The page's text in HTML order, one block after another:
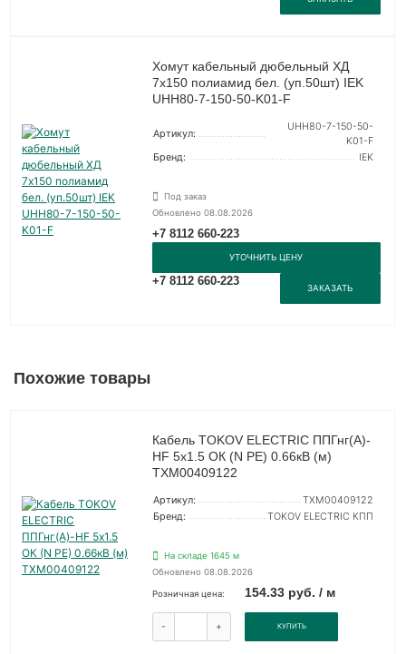
Хомут кабельный дюбельный ХД
7х150 полиамид бел. (уп.50шт) IEK
UHH80-7-150-50-K01-F
Артикул:
UHH80-7-150-50-
K01-F
Бренд:
IEK
Под заказ
Обновлено 08.08.2026
+7 8112 660-223
УТОЧНИТЬ ЦЕНУ
+7 8112 660-223
ЗАКАЗАТЬ
Похожие товары
Кабель TOKOV ELECTRIC ППГнг(А)-
HF 5х1.5 ОК (N PE) 0.66кВ (м)
ТХМ00409122
Артикул:
ТХМ00409122
Бренд:
TOKOV ELECTRIC КПП
На складе 1645 м
Обновлено 08.08.2026
Розничная цена: 154.33 руб. / м
- + КУПИТЬ